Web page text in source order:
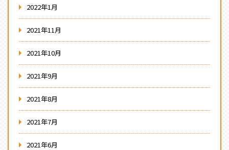
2022年1月
2021年11月
2021年10月
2021年9月
2021年8月
2021年7月
2021年6月